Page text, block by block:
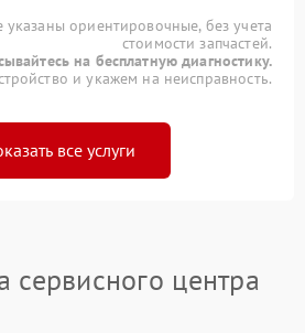
указаны ориентировочные, без учета
стоимости запчастей.
на бесплатную диагностику.
и укажем на неисправность.
все услуги
сервисного центра